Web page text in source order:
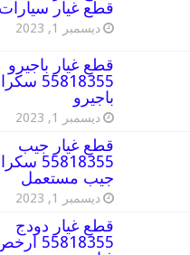
قطع غيار
ديسمبر 1, 2023
قطع غيار باجيرو
55818355
باجيرو
ديسمبر 1, 2023
قطع غيار جيب
55818355
جيب مستعمل
ديسمبر 1, 2023
قطع غيار دودج